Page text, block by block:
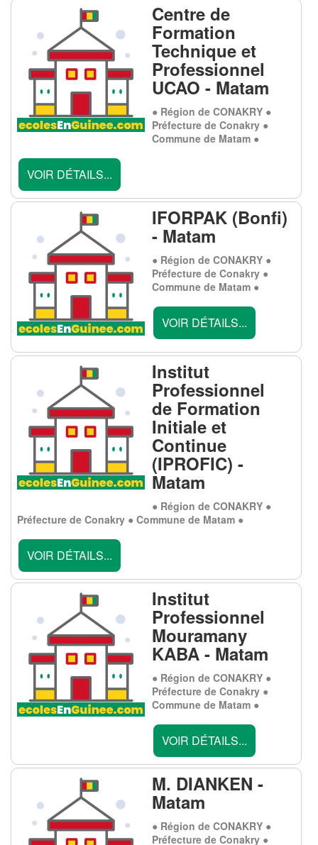
Centre de
Formation
Technique et
Professionnel
UCAO - Matam
● Région de CONAKRY ●
Préfecture de Conakry ●
Commune de Matam ●
VOIR DÉTAILS...
IFORPAK (Bonfi)
- Matam
● Région de CONAKRY ●
Préfecture de Conakry ●
Commune de Matam ●
VOIR DÉTAILS...
Institut
Professionnel
de Formation
Initiale et
Continue
(IPROFIC) -
Matam
● Région de CONAKRY ●
Préfecture de Conakry ● Commune de Matam ●
VOIR DÉTAILS...
Institut
Professionnel
Mouramany
KABA - Matam
● Région de CONAKRY ●
Préfecture de Conakry ●
Commune de Matam ●
VOIR DÉTAILS...
M. DIANKEN -
Matam
● Région de CONAKRY ●
Préfecture de Conakry ●